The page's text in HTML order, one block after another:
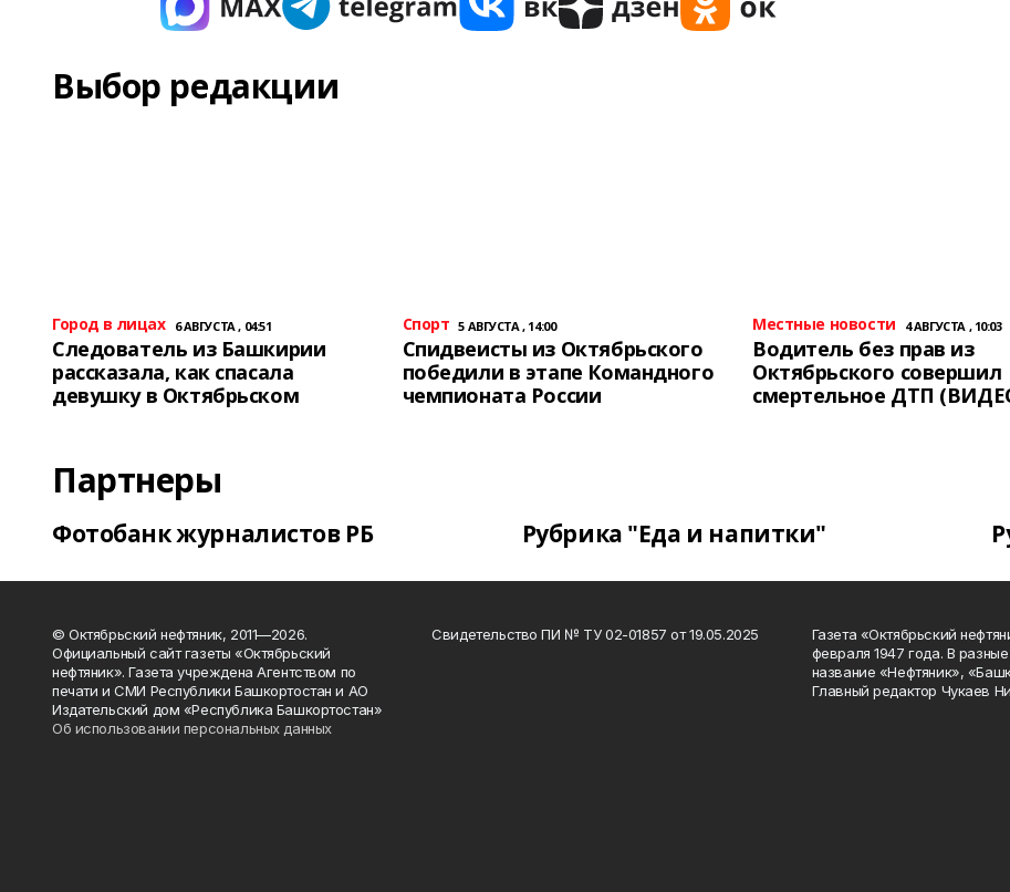
Выбор редакции
Город в лицах 6 АВГУСТА , 04:51
Следователь из Башкирии
рассказала, как спасала
девушку в Октябрьском
Спорт 5 АВГУСТА , 14:00
Спидвеисты из Октябрьского
победили в этапе Командного
чемпионата России
Местные новости 4 АВГУСТА , 10:03
Водитель без прав из
Октябрьского совершил
смертельное ДТП
Партнеры
Фотобанк журналистов РБ Рубрика "Еда и напитки"
© Октябрьский нефтяник, 2011—2026.
Официальный сайт газеты «Октябрьский
нефтяник». Газета учреждена Агентством по
печати и СМИ Республики Башкортостан и АО
Издательский дом «Республика Башкортостан»
Об использовании персональных данных
Свидетельство ПИ № ТУ 02-01857 от 19.05.2025
Газета «Октябрьский
февраля 1947 года. В
название «Нефтяник»,
Главный редактор Чукаев